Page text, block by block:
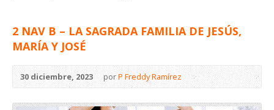
2 NAV B – LA SAGRADA FAMILIA DE JESÚS,
MARÍA Y JOSÉ
30 diciembre, 2023 porP Freddy Ramírez